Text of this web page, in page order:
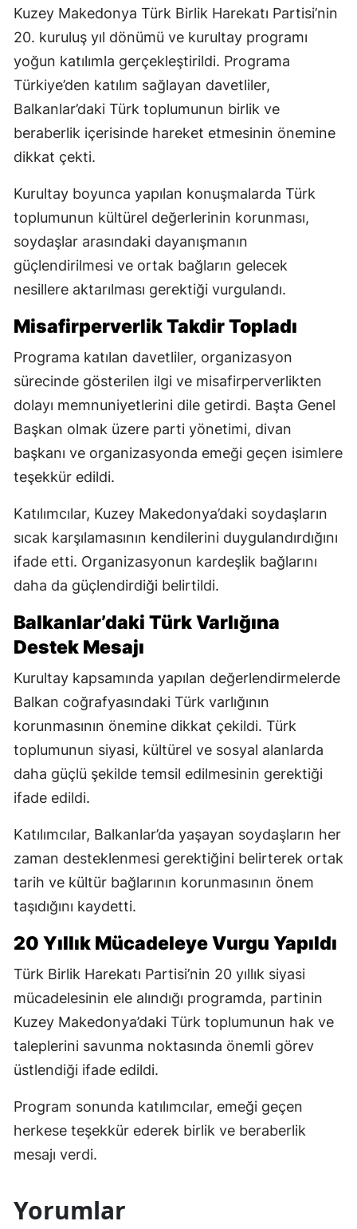
Kuzey Makedonya Türk Birlik Harekatı Partisi’nin
20. kuruluş yıl dönümü ve kurultay programı
yoğun katılımla gerçekleştirildi. Programa
Türkiye’den katılım sağlayan davetliler,
Balkanlar’daki Türk toplumunun birlik ve
beraberlik içerisinde hareket etmesinin önemine
dikkat çekti.
Kurultay boyunca yapılan konuşmalarda Türk
toplumunun kültürel değerlerinin korunması,
soydaşlar arasındaki dayanışmanın
güçlendirilmesi ve ortak bağların gelecek
nesillere aktarılması gerektiği vurgulandı.
Misafirperverlik Takdir Topladı
Programa katılan davetliler, organizasyon
sürecinde gösterilen ilgi ve misafirperverlikten
dolayı memnuniyetlerini dile getirdi. Başta Genel
Başkan olmak üzere parti yönetimi, divan
başkanı ve organizasyonda emeği geçen isimlere
teşekkür edildi.
Katılımcılar, Kuzey Makedonya’daki soydaşların
sıcak karşılamasının kendilerini duygulandırdığını
ifade etti. Organizasyonun kardeşlik bağlarını
daha da güçlendirdiği belirtildi.
Balkanlar’daki Türk Varlığına
Destek Mesajı
Kurultay kapsamında yapılan değerlendirmelerde
Balkan coğrafyasındaki Türk varlığının
korunmasının önemine dikkat çekildi. Türk
toplumunun siyasi, kültürel ve sosyal alanlarda
daha güçlü şekilde temsil edilmesinin gerektiği
ifade edildi.
Katılımcılar, Balkanlar’da yaşayan soydaşların her
zaman desteklenmesi gerektiğini belirterek ortak
tarih ve kültür bağlarının korunmasının önem
taşıdığını kaydetti.
20 Yıllık Mücadeleye Vurgu Yapıldı
Türk Birlik Harekatı Partisi’nin 20 yıllık siyasi
mücadelesinin ele alındığı programda, partinin
Kuzey Makedonya’daki Türk toplumunun hak ve
taleplerini savunma noktasında önemli görev
üstlendiği ifade edildi.
Program sonunda katılımcılar, emeği geçen
herkese teşekkür ederek birlik ve beraberlik
mesajı verdi.
Yorumlar